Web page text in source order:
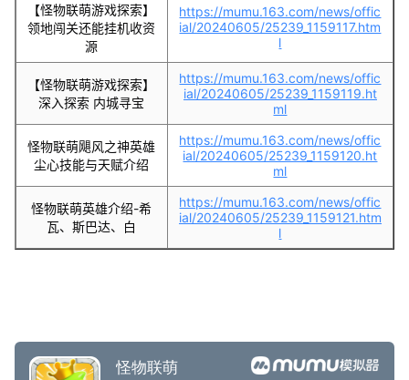
【怪物联萌游戏探索】
领地闯关还能挂机收资
源
https://mumu.163.com/news/offic
ial/20240605/25239_1159117.htm
l
【怪物联萌游戏探索】
深入探索 内城寻宝
https://mumu.163.com/news/offic
ial/20240605/25239_1159119.ht
ml
怪物联萌飓风之神英雄
尘心技能与天赋介绍
https://mumu.163.com/news/offic
ial/20240605/25239_1159120.ht
ml
怪物联萌英雄介绍-希
瓦、斯巴达、白
https://mumu.163.com/news/offic
ial/20240605/25239_1159121.htm
l